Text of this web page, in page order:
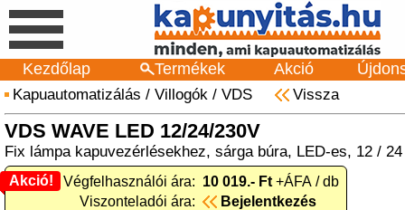
Kezdőlap Termékek Akció
Kapuautomatizálás / Villogók / VDS Vissza
VDS WAVE LED 12/24/230V
Fix lámpa kapuvezérlésekhez, sárga búra, LED-es, 12 / 24
Akció!
Akció! Végfelhasználói ára: 10 019.- Ft +ÁFA / db
Viszonteladói ára:
Bejelentkezés